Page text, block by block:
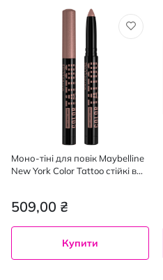
Моно-тіні для повік Maybelline
New York Color Tattoo стійкі в
509,00 ₴
Купити